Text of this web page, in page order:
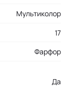
Мультиколор
17
Фарфор
Да